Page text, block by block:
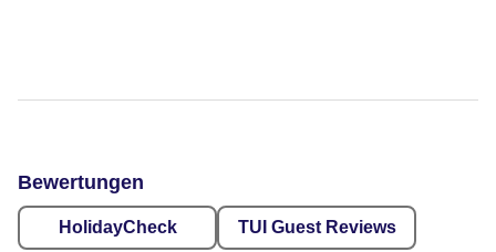
Bewertungen
HolidayCheck TUI Guest Reviews